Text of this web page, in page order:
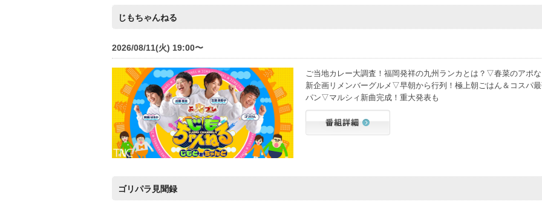
じもちゃんねる
2026/08/11(火) 19:00〜
ご当地カレー大調査！福岡発祥の九州ランカとは？▽春菜のアポ
新企画リメンバーグルメ▽早朝から行列！極上朝ごはん＆コスパ
パン▽マルシィ新曲完成！重大発表も
ゴリパラ見聞録